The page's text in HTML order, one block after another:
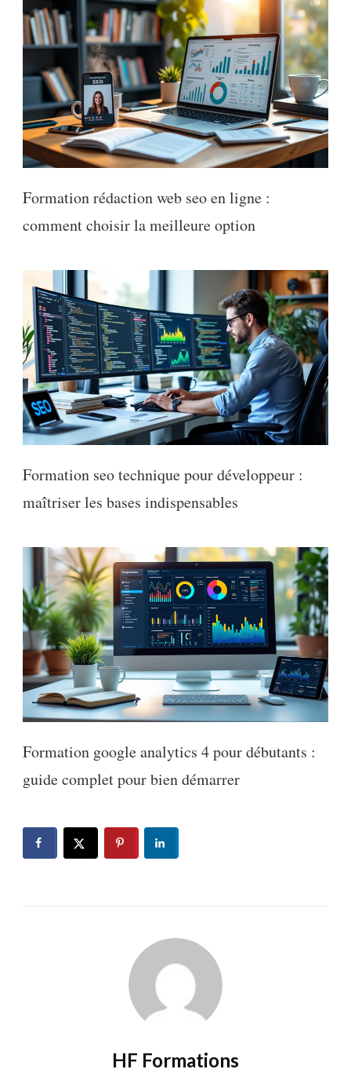
Formation rédaction web seo en ligne :
comment choisir la meilleure option
Formation seo technique pour développeur :
maîtriser les bases indispensables
Formation google analytics 4 pour débutants :
guide complet pour bien démarrer
HF Formations